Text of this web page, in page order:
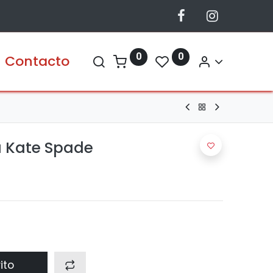
Contacto 0 0
Kate Spade